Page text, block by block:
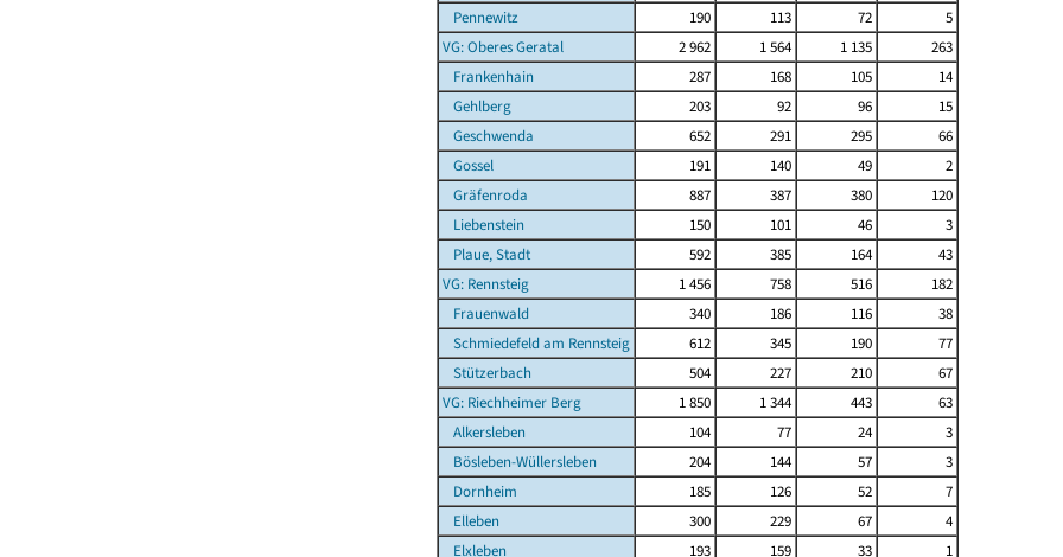
Pennewitz
190 113 72
5
VG: Oberes Geratal
2 962 1 564 1 135
263
Frankenhain
287 168 105
14
Gehlberg
203 92 96
15
Geschwenda
652 291 295
66
Gossel
191 140 49
2
Gräfenroda
887 387 380
120
Liebenstein
150 101 46
3
Plaue, Stadt
592 385 164
43
VG: Rennsteig
1 456 758 516
182
Frauenwald
340 186 116
38
Schmiedefeld am Rennsteig
612 345 190
77
Stützerbach
504 227 210
67
VG: Riechheimer Berg
1 850 1 344 443
63
Alkersleben
104 77 24
3
Bösleben-Wüllersleben
204 144 57
3
Dornheim
185 126 52
7
Elleben
300 229 67
4
Elxleben
193 159 33
1